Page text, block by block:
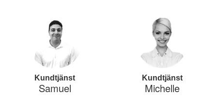
Kundtjänst
Samuel
Kundtjänst
Michelle